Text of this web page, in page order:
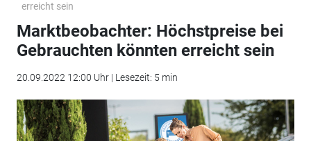
erreicht sein
Marktbeobachter: Höchstpreise bei
Gebrauchten könnten erreicht sein
20.09.2022 12:00 Uhr | Lesezeit: 5 min